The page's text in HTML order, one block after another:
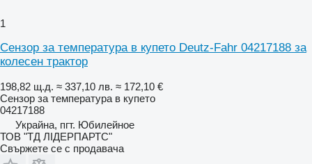
1
Сензор за температура в купето Deutz-Fahr 04217188 за
колесен трактор
198,82 щ.д. ≈ 337,10 лв. ≈ 172,10 €
Сензор за температура в купето
04217188
Украйна, пгт. Юбилейное
ТОВ "ТД ЛІДЕРПАРТС"
Свържете се с продавача